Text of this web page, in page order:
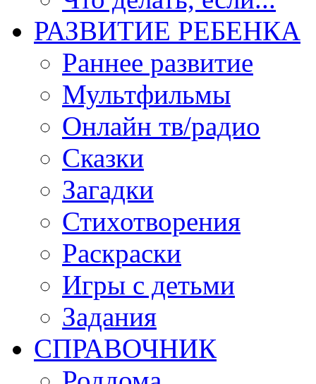
РАЗВИТИЕ РЕБЕНКА
Раннее развитие
Мультфильмы
Онлайн тв/радио
Сказки
Загадки
Стихотворения
Раскраски
Игры c детьми
Задания
СПРАВОЧНИК